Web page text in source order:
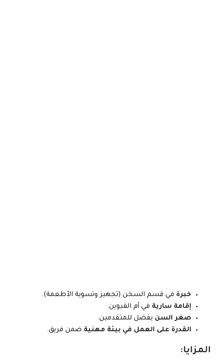
خبرة في قسم السخن (تجهيز وتسوية الأطعمة).
إقامة سارية في أم القيوين.
صغر السن يفضل للمتقدمين.
القدرة على العمل في بيئة مهنية ضمن فريق.
المزايا: